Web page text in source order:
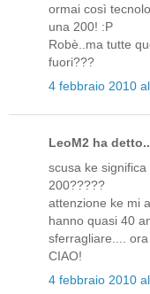
ormai così
una 200! :P
Robè..ma tutte
fuori???
4 febbraio 2010
LeoM2 ha
scusa ke
200?????
attenzione ke mi
hanno quasi 40
sferragliare....
CIAO!
4 febbraio 2010